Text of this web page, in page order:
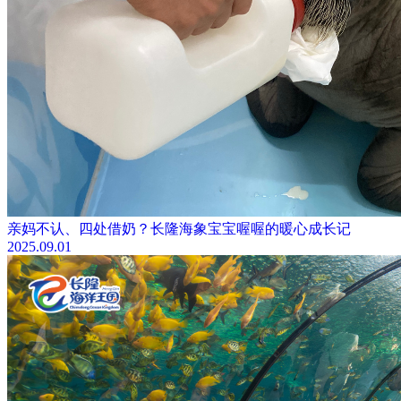
亲妈不认、四处借奶？长隆海象宝宝喔喔的暖心成长记
2025.09.01